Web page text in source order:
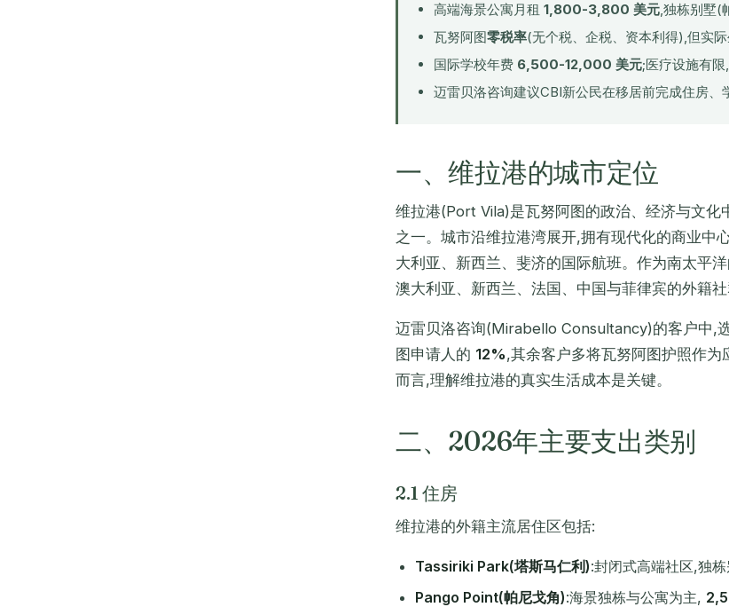
高端海景公寓月租 1,800-3,800 美元,独栋别墅(
瓦努阿图零税率(无个税、企税、资本利得),但实际
国际学校年费 6,500-12,000 美元;医疗设施有限
迈雷贝洛咨询建议CBI新公民在移居前完成住房、
一、维拉港的城市定位
维拉港(Port Vila)是瓦努阿图的政治、经济与文化
之一。城市沿维拉港湾展开,拥有现代化的商业中
大利亚、新西兰、斐济的国际航班。作为南太平
澳大利亚、新西兰、法国、中国与菲律宾的外籍社
迈雷贝洛咨询(Mirabello Consultancy)的客户中,
图申请人的 12%,其余客户多将瓦努阿图护照作
而言,理解维拉港的真实生活成本是关键。
二、2026年主要支出类别
2.1 住房
维拉港的外籍主流居住区包括:
Tassiriki Park(塔斯马仁利):封闭式高端社区,独
Pango Point(帕尼戈角):海景独栋与公寓为主,